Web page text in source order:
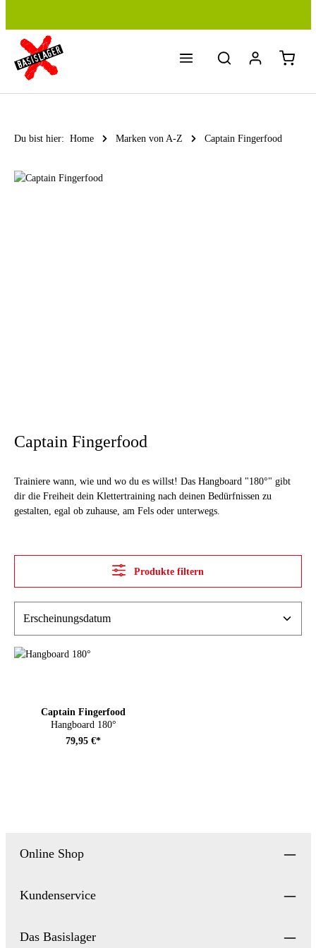
Du bist hier: Home Marken von A-Z Captain Fingerfood
Captain Fingerfood
Trainiere wann, wie und wo du es willst! Das Hangboard "180°" gibt
dir die Freiheit dein Klettertraining nach deinen Bedürfnissen zu
gestalten, egal ob zuhause, am Fels oder unterwegs.
Produkte filtern
Captain Fingerfood
Hangboard 180°
79,95 €*
Online Shop
Kundenservice
Das Basislager